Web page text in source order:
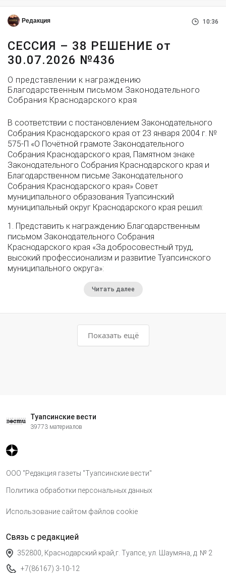
Редакция 10:36
СЕССИЯ – 38 РЕШЕНИЕ от
30.07.2026 №436
О представлении к награждению
Благодарственным письмом Законодательного
Собрания Краснодарского края
В соответствии с постановлением Законодательного
Собрания Краснодарского края от 23 января 2004 г. №
575-П «О Почётной грамоте Законодательного
Собрания Краснодарского края, Памятном знаке
Законодательного Собрания Краснодарского края и
Благодарственном письме Законодательного
Собрания Краснодарского края» Совет
муниципального образования Туапсинский
муниципальный округ Краснодарского края решил:
1. Представить к награждению Благодарственным
письмом Законодательного Собрания
Краснодарского края «За добросовестный труд,
высокий профессионализм и развитие Туапсинского
муниципального округа»:
Читать далее
Показать ещё
Туапсинские вести
39773 материалов
ООО "Редакция газеты "Туапсинские вести"
Политика обработки персональных данных
Использование сайтом файлов cookie
Связь с редакцией
352800, Краснодарский край,г. Туапсе, ул. Шаумяна, д. № 2
+7(86167) 3-10-12